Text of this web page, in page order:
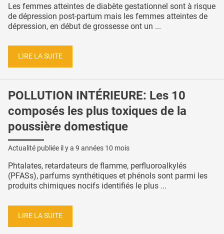
Les femmes atteintes de diabète gestationnel sont à risque
de dépression post-partum mais les femmes atteintes de
dépression, en début de grossesse ont un ...
LIRE LA SUITE
POLLUTION INTÉRIEURE: Les 10
composés les plus toxiques de la
poussière domestique
Actualité publiée il y a 9 années 10 mois
Phtalates, retardateurs de flamme, perfluoroalkylés
(PFASs), parfums synthétiques et phénols sont parmi les
produits chimiques nocifs identifiés le plus ...
LIRE LA SUITE